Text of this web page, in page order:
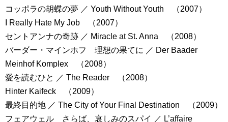
コッポラの胡蝶の夢 ／ Youth Without Youth （2007）
I Really Hate My Job （2007）
セントアンナの奇跡 ／ Miracle at St. Anna （2008）
バーダー・マインホフ 理想の果てに ／ Der Baader
Meinhof Komplex （2008）
愛を読むひと ／ The Reader （2008）
Hinter Kaifeck （2009）
最終目的地 ／ The City of Your Final Destination （2009）
フェアウェル さらば、哀しみのスパイ ／ L’affaire